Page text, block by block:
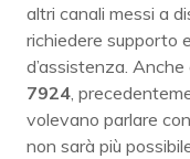
altri canali messi a
richiedere supporto
d’assistenza.
7924 ,
volevano parlare
non sarà più